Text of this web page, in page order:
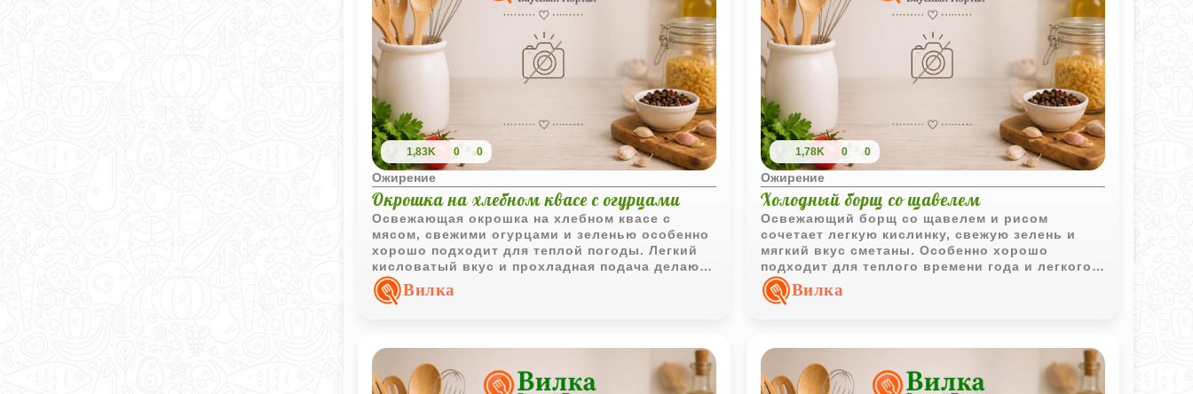
1,83K 0 0
Ожирение
Окрошка на хлебном квасе с огурцами
Освежающая окрошка на хлебном квасе с
мясом, свежими огурцами и зеленью особенно
хорошо подходит для теплой погоды. Легкий
кисловатый вкус и прохладная подача делают
блюдо очень домашним и сытным
одновременно.
Вилка
1,78K 0 0
Ожирение
Холодный борщ со щавелем
Освежающий борщ со щавелем и рисом
сочетает легкую кислинку, свежую зелень и
мягкий вкус сметаны. Особенно хорошо
подходит для теплого времени года и легкого
домашнего обеда.
Вилка